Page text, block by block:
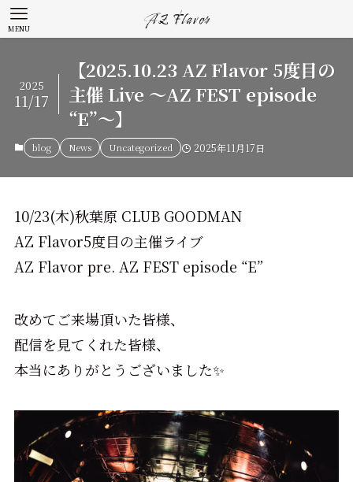
MENU
【2025.10.23 AZ Flavor 5度目の
主催 Live 〜AZ FEST episode
“E”〜】
2025
11/17
blog News Uncategorized 2025年11月17日
10/23(木)秋葉原 CLUB GOODMAN
AZ Flavor5度目の主催ライブ
AZ Flavor pre. AZ FEST episode “E”
改めてご来場頂いた皆様、
配信を見てくれた皆様、
本当にありがとうございました✨